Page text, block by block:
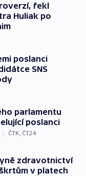
řekl
Huliak po
poslanci
SNS
parlamentu
poslanci
| ČTK ČT24
zdravotnictví
v platech